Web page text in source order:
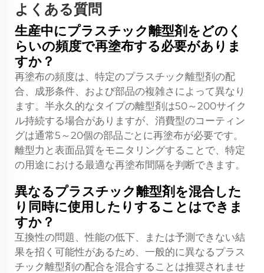
よくある質問
生産中にプラスチック離型剤をどのく
らいの頻度で再塗布する必要がありま
すか？
再塗布の頻度は、特定のプラスチック離型剤の配
合、成形条件、および部品の複雑さによって異なり
ます。半永久的なタイプの離型剤は50～200サイク
ル持続する場合がありますが、消費型のコーティン
グは通常5～20個の部品ごとに再塗布が必要です。
離型力と表面品質をモニタリングすることで、特定
の用途における最適な再塗布間隔を判断できます。
異なるプラスチック離型剤を混合した
り同時に使用したりすることはできま
すか？
互換性の問題、性能の低下、または予測できない結
果を招く可能性があるため、一般的に異なるプラス
チック離型剤の配合を混合することは推奨されませ